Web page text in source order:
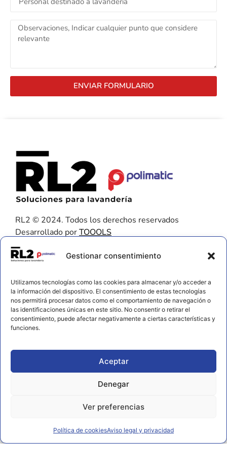
Gestionar consentimiento
Utilizamos tecnologías como las cookies para almacenar y/o acceder a
la información del dispositivo. El consentimiento de estas tecnologías
nos permitirá procesar datos como el comportamiento de navegación o
las identificaciones únicas en este sitio. No consentir o retirar el
consentimiento, puede afectar negativamente a ciertas características y
funciones.
Aceptar
Denegar
Ver preferencias
Política de cookiesAviso legal y privacidad
ENVIAR FORMULARIO
RL2 © 2024. Todos los derechos reservados
Desarrollado porTOOOLS
Contacto
672 202 722
info@rl2.eu
Información
Aviso legal y privacidad
Declaración de accesibilidad